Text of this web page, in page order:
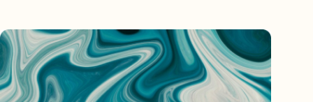
een exclusieve reis ter ontdekking van de
prachtige schatten van Napels en
Campanië.Onder de zorgvuldige organisatie